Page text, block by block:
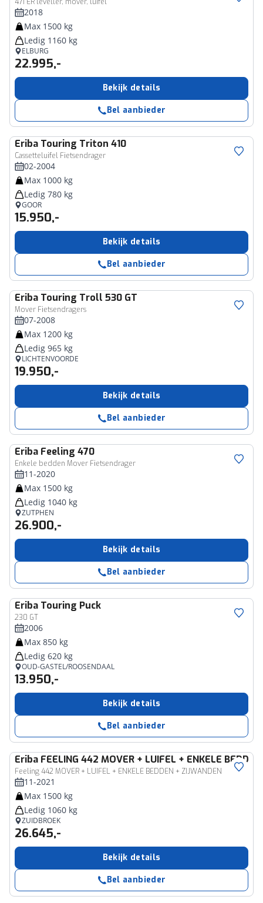
2018
Max 1500 kg
Ledig 1160 kg
ELBURG
22.995,-
Bekijk details
Bel aanbieder
Eriba Touring Triton 410
Cassetteluifel Fietsendrager
02-2004
Max 1000 kg
Ledig 780 kg
GOOR
15.950,-
Bekijk details
Bel aanbieder
Eriba Touring Troll 530 GT
Mover Fietsendragers
07-2008
Max 1200 kg
Ledig 965 kg
LICHTENVOORDE
19.950,-
Bekijk details
Bel aanbieder
Eriba Feeling 470
Enkele bedden Mover Fietsendrager
11-2020
Max 1500 kg
Ledig 1040 kg
ZUTPHEN
26.900,-
Bekijk details
Bel aanbieder
Eriba Touring Puck
230 GT
2006
Max 850 kg
Ledig 620 kg
OUD-GASTEL/ROOSENDAAL
13.950,-
Bekijk details
Bel aanbieder
Eriba FEELING 442 MOVER + LUIFEL + ENKELE
Feeling 442 MOVER + LUIFEL + ENKELE BEDDEN + ZIJWANDEN
11-2021
Max 1500 kg
Ledig 1060 kg
ZUIDBROEK
26.645,-
Bekijk details
Bel aanbieder